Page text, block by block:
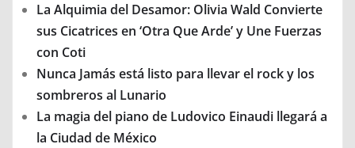
La Alquimia del Desamor: Olivia Wald Convierte
sus Cicatrices en ‘Otra Que Arde’ y Une Fuerzas
con Coti
Nunca Jamás está listo para llevar el rock y los
sombreros al Lunario
La magia del piano de Ludovico Einaudi llegará a
la Ciudad de México